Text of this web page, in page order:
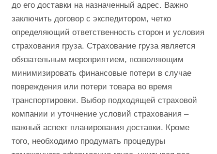
до его доставки на назначенный адрес. Важно
заключить договор с экспедитором, четко
определяющий ответственность сторон и условия
страхования груза. Страхование груза является
обязательным мероприятием, позволяющим
минимизировать финансовые потери в случае
повреждения или потери товара во время
транспортировки. Выбор подходящей страховой
компании и уточнение условий страхования –
важный аспект планирования доставки. Кроме
того, необходимо продумать процедуры